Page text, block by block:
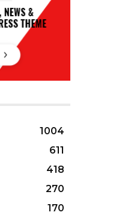
1004
611
418
270
170